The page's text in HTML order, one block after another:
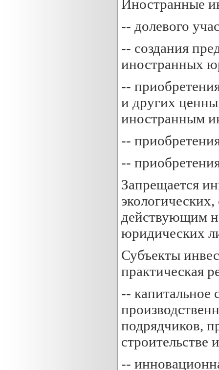
Иностранные
-- долевого
-- создания
иностранных
--
и других
иностранным
--
--
Запрещается
действующим
юридических
Субъекты
практическая
-- капитальное
подрядчиков,
строительстве
--